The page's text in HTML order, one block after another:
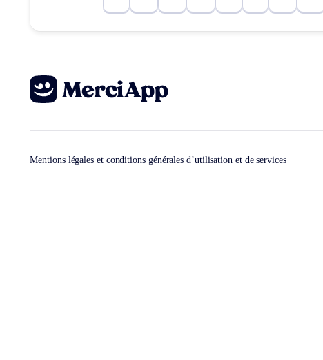
Mentions légales et conditions générales d’utilisation et de services